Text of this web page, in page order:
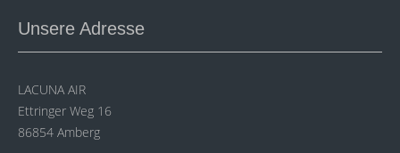
Unsere Adresse
LACUNA AIR
Ettringer Weg 16
86854 Amberg